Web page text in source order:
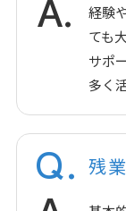
A.
経験
ても
サポ
多く
Q. 残